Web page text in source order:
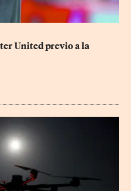
United previo a la